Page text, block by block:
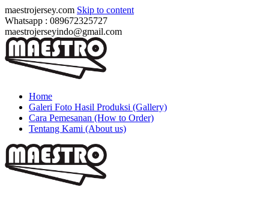
maestrojersey.com Skip to content
Whatsapp : 089672325727
maestrojerseyindo@gmail.com
Home
Galeri Foto Hasil Produksi (Gallery)
Cara Pemesanan (How to Order)
Tentang Kami (About us)